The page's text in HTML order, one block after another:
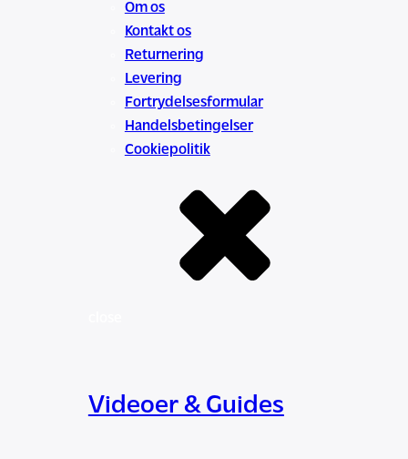
Om os
Kontakt os
Returnering
Levering
Fortrydelsesformular
Handelsbetingelser
Cookiepolitik
Videoer & Guides